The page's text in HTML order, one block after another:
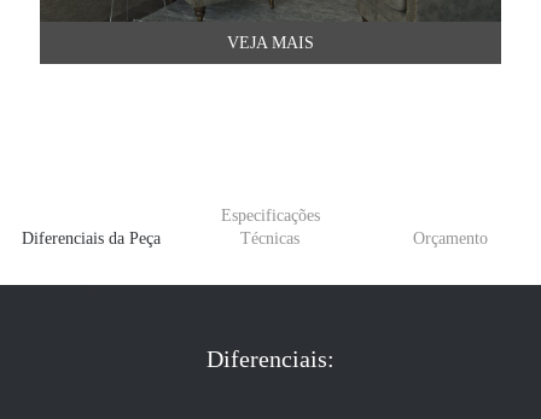
VEJA MAIS
Diferenciais da Peça
Especificações
Técnicas
Orçamento
Diferenciais: